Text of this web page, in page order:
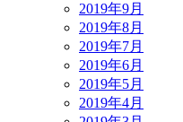
2019年9月
2019年8月
2019年7月
2019年6月
2019年5月
2019年4月